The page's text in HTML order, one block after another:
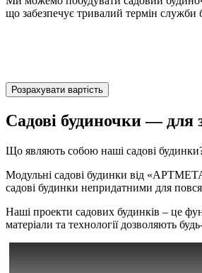
що забезпечує тривалий термін служби
Розрахувати вартість
Садові будиночки ― для
Що являють собою наші садові
Модульні садові будинки від
садові будинки непридатними для
Наші проекти садових будинків – це
матеріали та технології дозволяють